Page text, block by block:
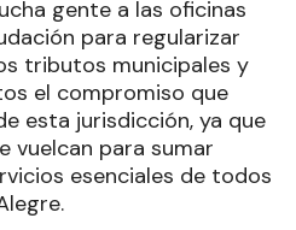
lunes y martes se
y los miércoles se
gente a las oficinas
para regularizar
tributos municipales y
el compromiso que
esta jurisdicción, ya que